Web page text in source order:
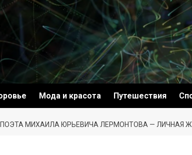
Мода и красота Путешествия
МИХАИЛА ЮРЬЕВИЧА ЛЕРМОНТОВА — ЛИЧНАЯ